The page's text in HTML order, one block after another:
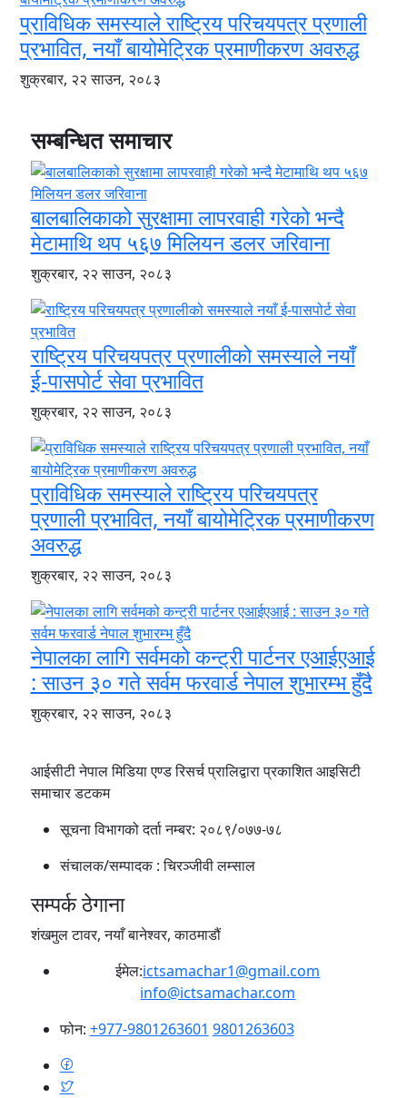
प्राविधिक समस्याले राष्ट्रिय परिचयपत्र प्रणाली
प्रभावित, नयाँ बायोमेट्रिक प्रमाणीकरण अवरुद्ध
शुक्रबार, २२ साउन, २०८३
सम्बन्धित समाचार
बालबालिकाको सुरक्षामा लापरवाही गरेको भन्दै
मेटामाथि थप ५६७ मिलियन डलर जरिवाना
शुक्रबार, २२ साउन, २०८३
राष्ट्रिय परिचयपत्र प्रणालीको समस्याले नयाँ
ई-पासपोर्ट सेवा प्रभावित
शुक्रबार, २२ साउन, २०८३
प्राविधिक समस्याले राष्ट्रिय परिचयपत्र
प्रणाली प्रभावित, नयाँ बायोमेट्रिक प्रमाणीकरण
अवरुद्ध
शुक्रबार, २२ साउन, २०८३
नेपालका लागि सर्वमको कन्ट्री पार्टनर एआईएआई
: साउन ३० गते सर्वम फरवार्ड नेपाल शुभारम्भ हुँदै
शुक्रबार, २२ साउन, २०८३
आईसीटी नेपाल मिडिया एण्ड रिसर्च प्रालिद्वारा प्रकाशित आइसिटी
समाचार डटकम
सूचना विभागको दर्ता नम्बर: २०८९/०७७-७८
संचालक/सम्पादक :चिरञ्जीवी लम्साल
सम्पर्क ठेगाना
शंखमुल टावर, नयाँ बानेश्वर, काठमाडौं
ईमेल:ictsamachar1@gmail.com
info@ictsamachar.com
फोन: +977-9801263601 9801263603